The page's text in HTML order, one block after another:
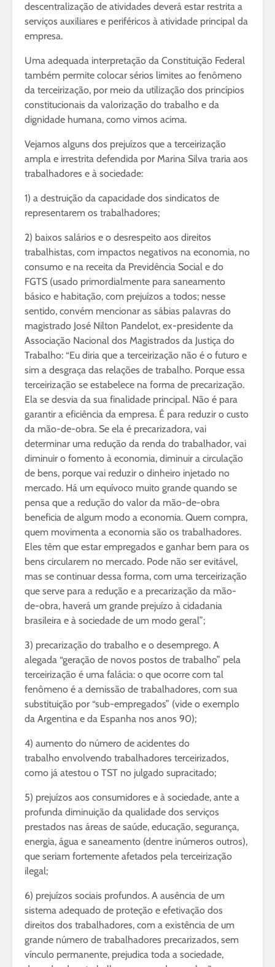
descentralização de atividades deverá estar restrita a
serviços auxiliares e periféricos à atividade principal da
empresa.
Uma adequada interpretação da Constituição Federal
também permite colocar sérios limites ao fenômeno
da terceirização, por meio da utilização dos princípios
constitucionais da valorização do trabalho e da
dignidade humana, como vimos acima.
Vejamos alguns dos prejuízos que a terceirização
ampla e irrestrita defendida por Marina Silva traria aos
trabalhadores e à sociedade:
1) a destruição da capacidade dos sindicatos de
representarem os trabalhadores;
2) baixos salários e o desrespeito aos direitos
trabalhistas, com impactos negativos na economia, no
consumo e na receita da Previdência Social e do
FGTS (usado primordialmente para saneamento
básico e habitação, com prejuízos a todos; nesse
sentido, convém mencionar as sábias palavras do
magistrado José Nilton Pandelot, ex-presidente da
Associação Nacional dos Magistrados da Justiça do
Trabalho: “Eu diria que a terceirização não é o futuro e
sim a desgraça das relações de trabalho. Porque essa
terceirização se estabelece na forma de precarização.
Ela se desvia da sua finalidade principal. Não é para
garantir a eficiência da empresa. É para reduzir o custo
da mão-de-obra. Se ela é precarizadora, vai
determinar uma redução da renda do trabalhador, vai
diminuir o fomento à economia, diminuir a circulação
de bens, porque vai reduzir o dinheiro injetado no
mercado. Há um equívoco muito grande quando se
pensa que a redução do valor da mão-de-obra
beneficia de algum modo a economia. Quem compra,
quem movimenta a economia são os trabalhadores.
Eles têm que estar empregados e ganhar bem para os
bens circularem no mercado. Pode não ser evitável,
mas se continuar dessa forma, com uma terceirização
que serve para a redução e a precarização da mão-
de-obra, haverá um grande prejuízo à cidadania
brasileira e à sociedade de um modo geral”;
3) precarização do trabalho e o desemprego. A
alegada “geração de novos postos de trabalho” pela
terceirização é uma falácia: o que ocorre com tal
fenômeno é a demissão de trabalhadores, com sua
substituição por “sub-empregados” (vide o exemplo
da Argentina e da Espanha nos anos 90);
4) aumento do número de acidentes do
trabalho envolvendo trabalhadores terceirizados,
como já atestou o TST no julgado supracitado;
5) prejuízos aos consumidores e à sociedade, ante a
profunda diminuição da qualidade dos serviços
prestados nas áreas de saúde, educação, segurança,
energia, água e saneamento (dentre inúmeros outros),
que seriam fortemente afetados pela terceirização
ilegal;
6) prejuízos sociais profundos. A ausência de um
sistema adequado de proteção e efetivação dos
direitos dos trabalhadores, com a existência de um
grande número de trabalhadores precarizados, sem
vínculo permanente, prejudica toda a sociedade,